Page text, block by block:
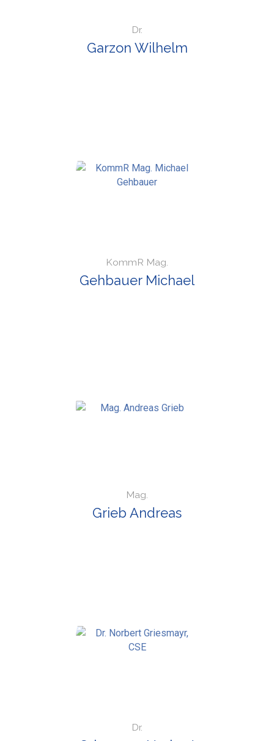
Dr.
Garzon Wilhelm
KommR Mag.
Gehbauer Michael
Mag.
Grieb Andreas
Dr.